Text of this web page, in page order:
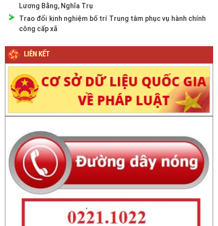
Lương Bằng, Nghĩa Trụ
Trao đổi kinh nghiệm bố trí Trung tâm phục vụ hành chính
công cấp xã
LIÊN KẾT